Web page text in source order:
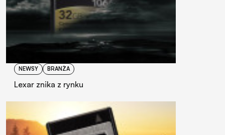
NEWSY BRANŻA
Lexar znika z rynku